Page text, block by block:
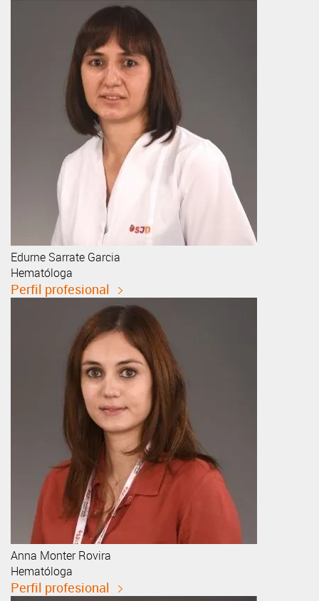
Edurne Sarrate Garcia
Hematóloga
Perfil profesional
Anna Monter Rovira
Hematóloga
Perfil profesional